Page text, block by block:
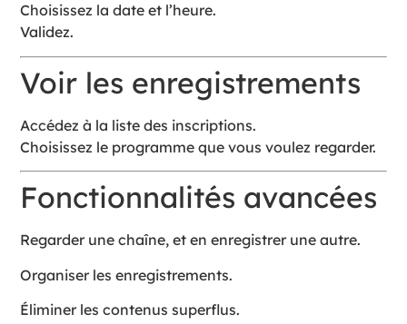
Choisissez la date et l’heure.
Validez.
Voir les enregistrements
Accédez à la liste des inscriptions.
Choisissez le programme que vous voulez regarder.
Fonctionnalités avancées
Regarder une chaîne, et en enregistrer une autre.
Organiser les enregistrements.
Éliminer les contenus superflus.